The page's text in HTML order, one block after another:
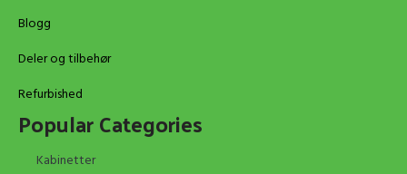
Blogg
Deler og tilbehør
Refurbished
Popular Categories
Kabinetter